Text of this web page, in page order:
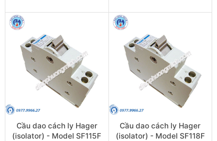
Cầu dao cách ly Hager
(isolator) - Model SF115F
Cầu dao cách ly Hager
(isolator) - Model SF118F